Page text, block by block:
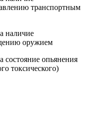
транспортным
наличие
оружием
состояние опьянения
токсического)